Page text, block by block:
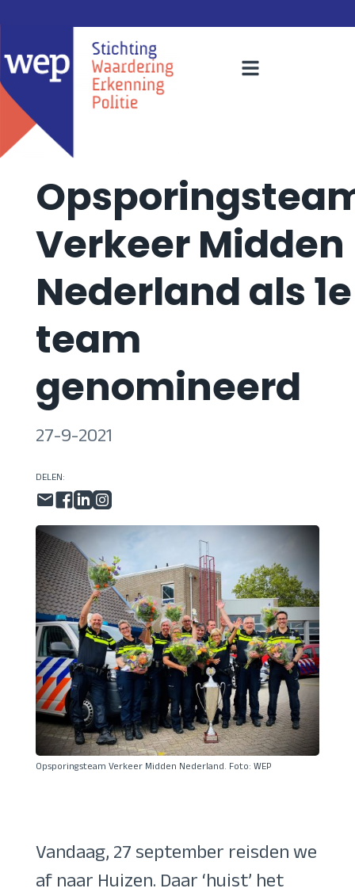
Verkeer Midden
Nederland als 1e
team
genomineerd
27-9-2021
DELEN:
Opsporingsteam Verkeer Midden Nederland. Foto: WEP
Vandaag, 27 september reisden we
af naar Huizen. Daar ‘huist’ het